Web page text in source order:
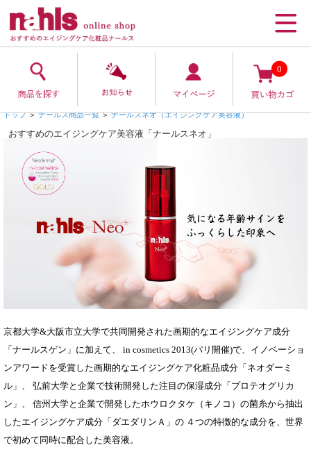
0
トップ ＞ ナールス商品一覧 ＞ ナールスネオ（エイジングケア美容液）
おすすめのエイジングケア美容液「ナールスネオ」
京都大学&大阪市立大学で共同開発された画期的なエイジングケア成分
「ナールスゲン」に加えて、 in cosmetics 2013(パリ開催)で、イノベーショ
ンアワードを受賞した画期的なエイジングケア化粧品成分「ネオダーミ
ル」、 弘前大学と企業で技術開発した注目の保湿成分「プロテオグリカ
ン」、 信州大学と企業で開発したホウロクタケ（キノコ）の菌糸から抽出
したエイジングケア成分「ダエダリンＡ」の ４つの特徴的な成分を、世界
で初めて同時に配合した美容液。